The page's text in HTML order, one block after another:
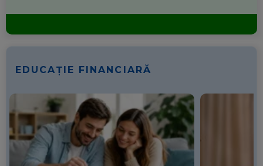
EDUCAȚIE FINANCIARĂ